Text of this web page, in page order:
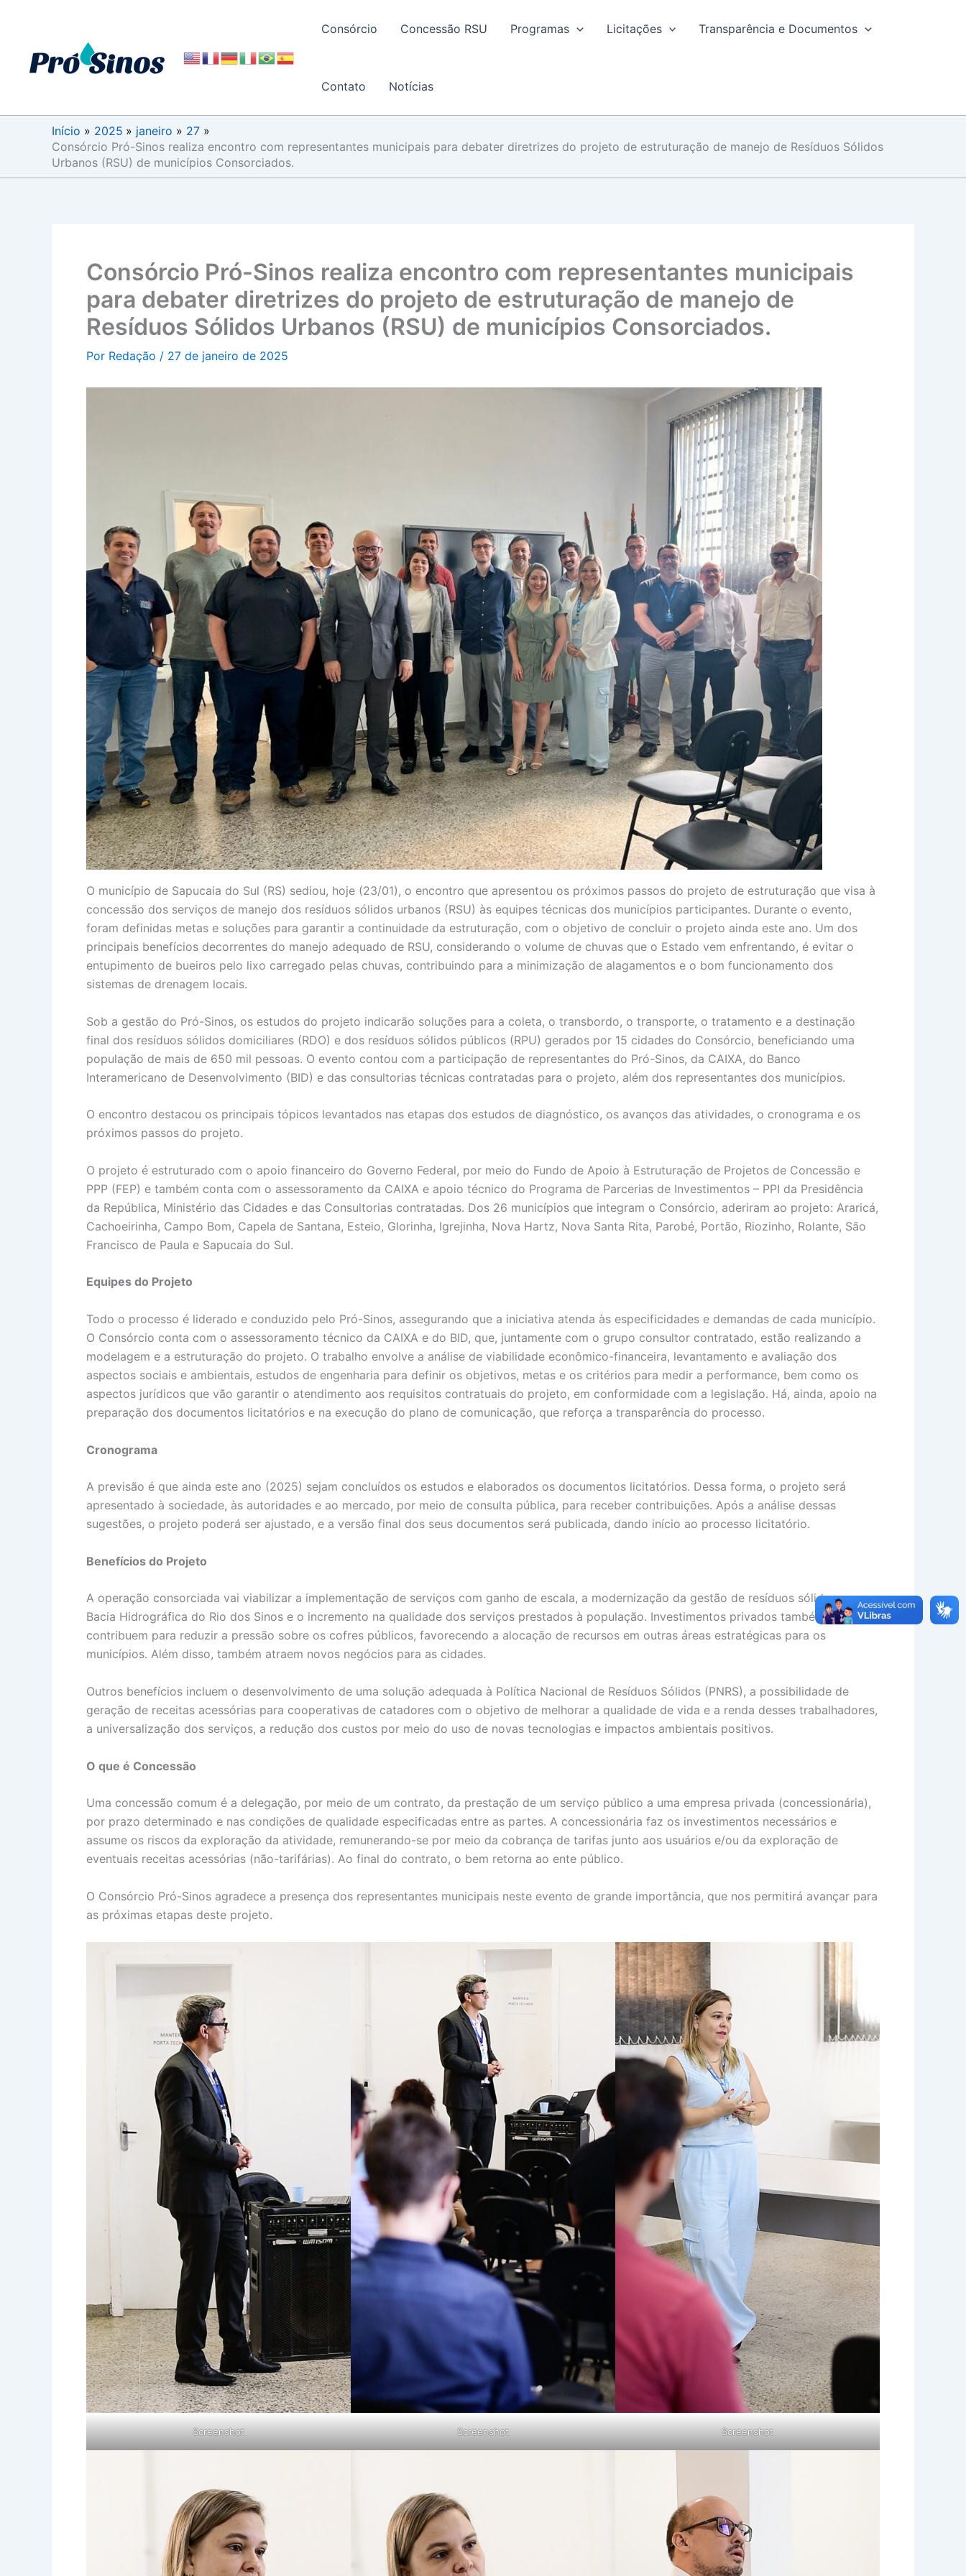
conteúdo
Consórcio Concessão RSU Programas Licitações Transparência e Documentos
Contato Notícias
Início 2025 janeiro
27
Consórcio Pró-Sinos realiza encontro com representantes municipais para debater diretrizes do projeto de estruturação de manejo de Resíduos Sólidos
Urbanos (RSU) de municípios Consorciados.
Consórcio Pró-Sinos realiza encontro com representantes municipais
para debater diretrizes do projeto de estruturação de manejo de
Resíduos Sólidos Urbanos (RSU) de municípios Consorciados.
Por Redação / 27 de janeiro de 2025
O município de Sapucaia do Sul (RS) sediou, hoje (23/01), o encontro que apresentou os próximos passos do projeto de estruturação que visa à
concessão dos serviços de manejo dos resíduos sólidos urbanos (RSU) às equipes técnicas dos municípios participantes. Durante o evento,
foram definidas metas e soluções para garantir a continuidade da estruturação, com o objetivo de concluir o projeto ainda este ano. Um dos
principais benefícios decorrentes do manejo adequado de RSU, considerando o volume de chuvas que o Estado vem enfrentando, é evitar o
entupimento de bueiros pelo lixo carregado pelas chuvas, contribuindo para a minimização de alagamentos e o bom funcionamento dos
sistemas de drenagem locais.
Sob a gestão do Pró-Sinos, os estudos do projeto indicarão soluções para a coleta, o transbordo, o transporte, o tratamento e a destinação
final dos resíduos sólidos domiciliares (RDO) e dos resíduos sólidos públicos (RPU) gerados por 15 cidades do Consórcio, beneficiando uma
população de mais de 650 mil pessoas. O evento contou com a participação de representantes do Pró-Sinos, da CAIXA, do Banco
Interamericano de Desenvolvimento (BID) e das consultorias técnicas contratadas para o projeto, além dos representantes dos municípios.
O encontro destacou os principais tópicos levantados nas etapas dos estudos de diagnóstico, os avanços das atividades, o cronograma e os
próximos passos do projeto.
O projeto é estruturado com o apoio financeiro do Governo Federal, por meio do Fundo de Apoio à Estruturação de Projetos de Concessão e
PPP (FEP) e também conta com o assessoramento da CAIXA e apoio técnico do Programa de Parcerias de Investimentos – PPI da Presidência
da República, Ministério das Cidades e das Consultorias contratadas. Dos 26 municípios que integram o Consórcio, aderiram ao projeto: Araricá,
Cachoeirinha, Campo Bom, Capela de Santana, Esteio, Glorinha, Igrejinha, Nova Hartz, Nova Santa Rita, Parobé, Portão, Riozinho, Rolante, São
Francisco de Paula e Sapucaia do Sul.
Equipes do Projeto
Todo o processo é liderado e conduzido pelo Pró-Sinos, assegurando que a iniciativa atenda às especificidades e demandas de cada município.
O Consórcio conta com o assessoramento técnico da CAIXA e do BID, que, juntamente com o grupo consultor contratado, estão realizando a
modelagem e a estruturação do projeto. O trabalho envolve a análise de viabilidade econômico-financeira, levantamento e avaliação dos
aspectos sociais e ambientais, estudos de engenharia para definir os objetivos, metas e os critérios para medir a performance, bem como os
aspectos jurídicos que vão garantir o atendimento aos requisitos contratuais do projeto, em conformidade com a legislação. Há, ainda, apoio na
preparação dos documentos licitatórios e na execução do plano de comunicação, que reforça a transparência do processo.
Cronograma
A previsão é que ainda este ano (2025) sejam concluídos os estudos e elaborados os documentos licitatórios. Dessa forma, o projeto será
apresentado à sociedade, às autoridades e ao mercado, por meio de consulta pública, para receber contribuições. Após a análise dessas
sugestões, o projeto poderá ser ajustado, e a versão final dos seus documentos será publicada, dando início ao processo licitatório.
Benefícios do Projeto
A operação consorciada vai viabilizar a implementação de serviços com ganho de escala, a modernização da gestão de resíduos sólidos na
Bacia Hidrográfica do Rio dos Sinos e o incremento na qualidade dos serviços prestados à população. Investimentos privados também
contribuem para reduzir a pressão sobre os cofres públicos, favorecendo a alocação de recursos em outras áreas estratégicas para os
municípios. Além disso, também atraem novos negócios para as cidades.
Outros benefícios incluem o desenvolvimento de uma solução adequada à Política Nacional de Resíduos Sólidos (PNRS), a possibilidade de
geração de receitas acessórias para cooperativas de catadores com o objetivo de melhorar a qualidade de vida e a renda desses trabalhadores,
a universalização dos serviços, a redução dos custos por meio do uso de novas tecnologias e impactos ambientais positivos.
O que é Concessão
Uma concessão comum é a delegação, por meio de um contrato, da prestação de um serviço público a uma empresa privada (concessionária),
por prazo determinado e nas condições de qualidade especificadas entre as partes. A concessionária faz os investimentos necessários e
assume os riscos da exploração da atividade, remunerando-se por meio da cobrança de tarifas junto aos usuários e/ou da exploração de
eventuais receitas acessórias (não-tarifárias). Ao final do contrato, o bem retorna ao ente público.
O Consórcio Pró-Sinos agradece a presença dos representantes municipais neste evento de grande importância, que nos permitirá avançar para
as próximas etapas deste projeto.
Screenshot Screenshot Screenshot